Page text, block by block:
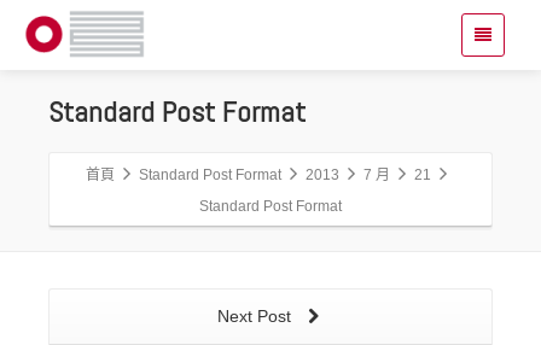
Standard Post Format
首頁 Standard Post Format 2013 7 月
21
Standard Post Format
Next Post